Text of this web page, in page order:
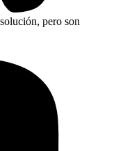
pero son